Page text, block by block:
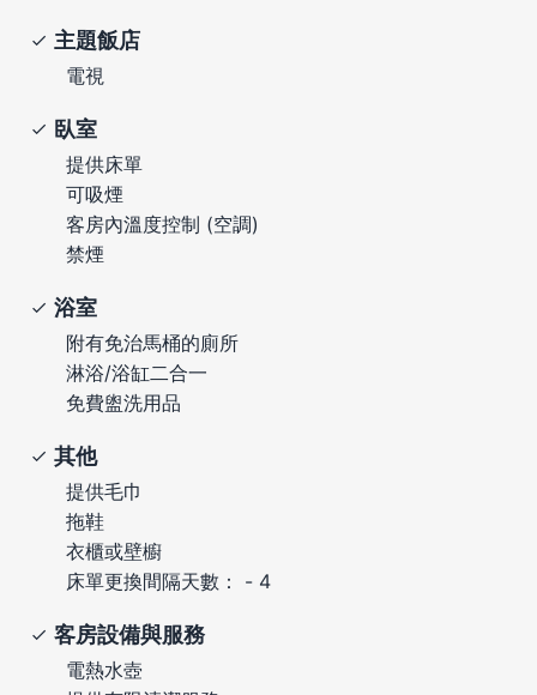
主題飯店
電視
臥室
提供床單
可吸煙
客房內溫度控制 (空調)
禁煙
浴室
附有免治馬桶的廁所
淋浴/浴缸二合一
免費盥洗用品
其他
提供毛巾
拖鞋
衣櫃或壁櫥
床單更換間隔天數： - 4
客房設備與服務
電熱水壺